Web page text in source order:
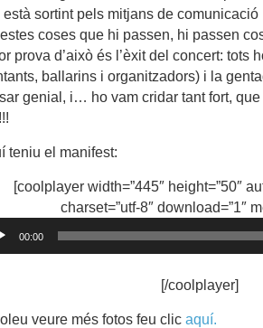
està sortint pels mitjans de comunicació
coses que hi passen, hi passen
prova d’això és l’èxit del concert: tots
ballarins i organitzadors) i la
genial, i… ho vam cridar tant fort,
teniu el manifest:
[coolplayer width=”445″ height=”50″
charset=”utf-8″ download=”1″
Player
00:00
[/coolplayer]
veure més fotos feu clic aquí.